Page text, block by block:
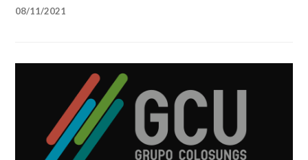
08/11/2021